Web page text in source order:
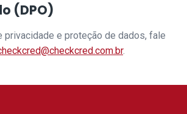
(DPO)
privacidade e proteção de dados, fale
.